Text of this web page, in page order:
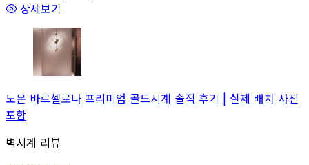
상세보기
노몬 바르셀로나 프리미엄 골드시계 솔직 후기 | 실제 배치 사진
포함
벽시계 리뷰